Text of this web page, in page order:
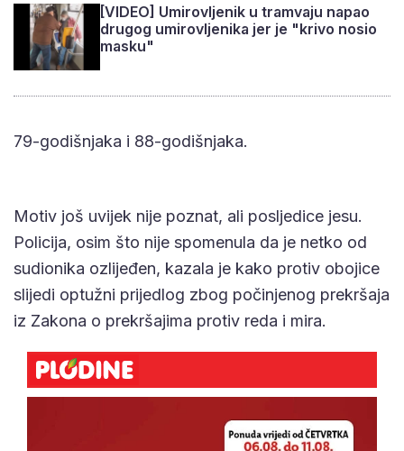
[VIDEO] Umirovljenik u tramvaju napao
drugog umirovljenika jer je "krivo nosio
masku"
79-godišnjaka i 88-godišnjaka.
Motiv još uvijek nije poznat, ali posljedice jesu.
Policija, osim što nije spomenula da je netko od
sudionika ozlijeđen, kazala je kako protiv obojice
slijedi optužni prijedlog zbog počinjenog prekršaja
iz Zakona o prekršajima protiv reda i mira.